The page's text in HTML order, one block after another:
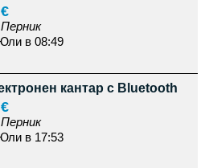
в 08:49
кантар с Bluetooth
в 17:53